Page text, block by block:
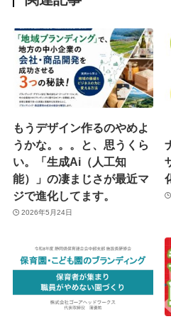
もうデザイン作るのやめよ
うかな。。。と、思うくら
い。「生成Ai（人工知
能）」の凄まじさが最近マ
ジで進化してます。
2026年5月24日